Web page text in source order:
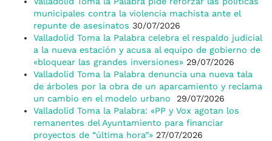
municipales contra la violencia machista ante el
repunte de asesinatos 30/07/2026
Valladolid Toma la Palabra celebra el respaldo judicial
a la nueva estación y acusa al equipo de gobierno de
«bloquear las grandes inversiones» 29/07/2026
Valladolid Toma la Palabra denuncia una nueva tala
de árboles por la obra de un aparcamiento y reclama
un cambio en el modelo urbano
29/07/2026
Valladolid Toma la Palabra: «PP y Vox agotan los
remanentes del Ayuntamiento para financiar
proyectos de “última hora”» 27/07/2026